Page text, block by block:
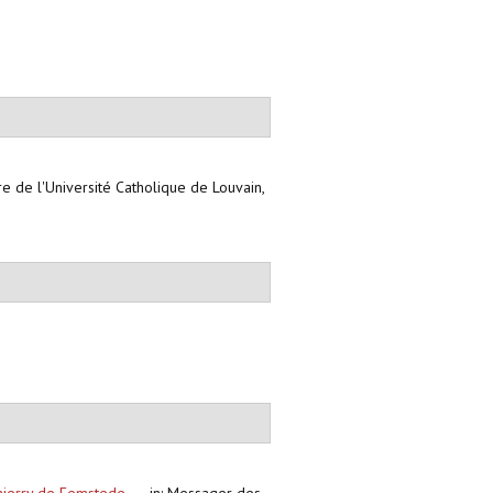
de l'Université Catholique de Louvain,